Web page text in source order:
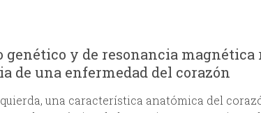
y de resonancia magnética
de una enfermedad del corazón
una característica anatómica del